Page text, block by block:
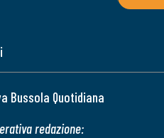
Bussola Quotidiana
redazione: